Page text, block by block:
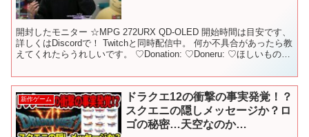
開封したモニター ☆MPG 272URX QD-OLED 開始時間は目安です、
詳しくはDiscordで！ Twitchと同時配信中。 何か不具合があったら教
えてくれたらうれしいです。 ♡Donation: ♡Doneru: ♡ほしいものリ
新作ゲーム
ドラクエ12の衝撃の事実発覚！？
スクエニの隠しメッセージか？ロ
ゴの秘密…天空なのか…